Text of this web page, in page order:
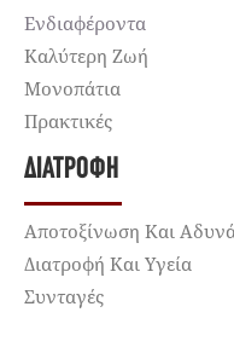
Ενδιαφέροντα
Καλύτερη Ζωή
Μονοπάτια
Πρακτικές
ΔΙΑΤΡΟΦΉ
Αποτοξίνωση Και
Διατροφή Και Υγεία
Συνταγές